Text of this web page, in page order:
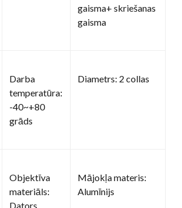
gaisma+ skriešanas
gaisma
Darba
temperatūra:
-40~+80
grāds
Diametrs: 2 collas
Objektīva
materiāls:
Dators
Mājokļa materis:
Alumīnijs